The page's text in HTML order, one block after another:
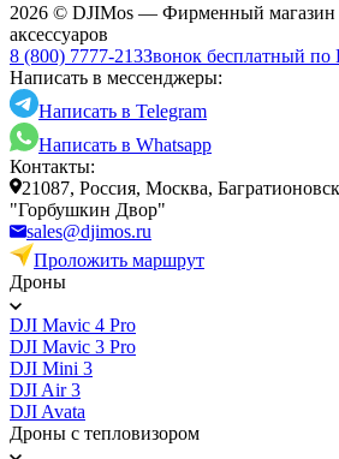
2026 © DJIMos — Фирменный магазин
аксессуаров
8 (800) 7777-213Звонок бесплатный по
Написать в мессенджеры:
Написать в Telegram
Написать в Whatsapp
Контакты:
21087, Россия, Москва,
"Горбушкин Двор"
sales@djimos.ru
Проложить маршрут
Дроны
DJI Mavic 4 Pro
DJI Mavic 3 Pro
DJI Mini 3
DJI Air 3
DJI Avata
Дроны с тепловизором